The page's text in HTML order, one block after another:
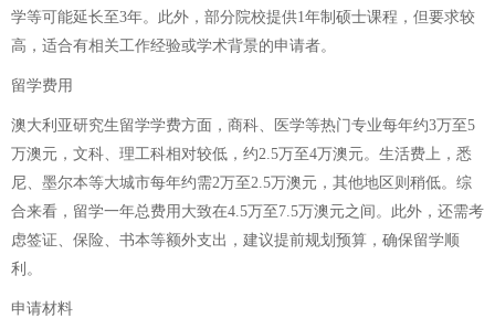
学等可能延长至3年。此外，部分院校提供1年制硕士课程，但要求较
高，适合有相关工作经验或学术背景的申请者。
留学费用
澳大利亚研究生留学学费方面，商科、医学等热门专业每年约3万至5
万澳元，文科、理工科相对较低，约2.5万至4万澳元。生活费上，悉
尼、墨尔本等大城市每年约需2万至2.5万澳元，其他地区则稍低。综
合来看，留学一年总费用大致在4.5万至7.5万澳元之间。此外，还需考
虑签证、保险、书本等额外支出，建议提前规划预算，确保留学顺
利。
申请材料